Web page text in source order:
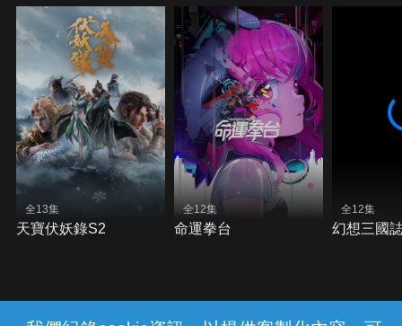
全13集
天寶伏妖錄S2
全12集
命運拳台
全12集
幻想三國